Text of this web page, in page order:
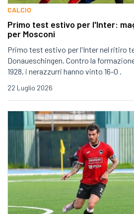
CALCIO
Primo test estivo per l'Inter:
per Mosconi
Primo test estivo per l'Inter nel ritiro
Donaueschingen. Contro la
1928, i nerazzurri hanno vinto 16-0 .
22 Luglio 2026